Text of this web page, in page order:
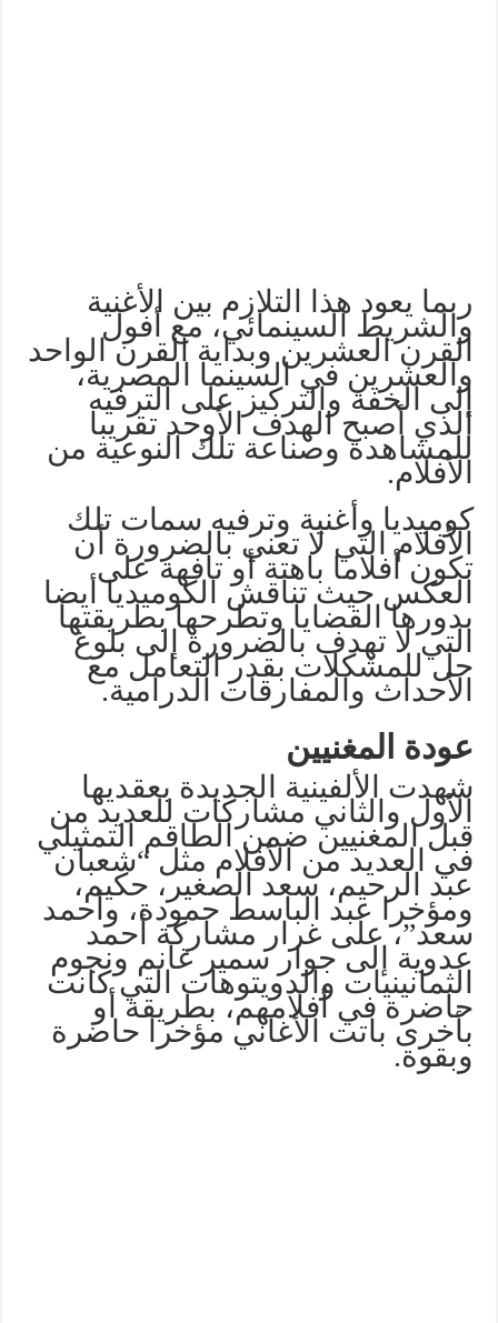
ربما يعود هذا التلازم بين الأغنية
والشريط السينمائي، مع أفول
القرن العشرين وبداية القرن الواحد
والعشرين في السينما المصرية،
إلى الخفة والتركيز على الترفيه
الذي أصبح الهدف الأوحد تقريبا
للمشاهدة وصناعة تلك النوعية من
الأفلام.
كوميديا وأغنية وترفيه سمات تلك
الأفلام التي لا تعني بالضرورة أن
تكون أفلاما باهتة أو تافهة على
العكس حيث تناقش الكوميديا أيضا
بدورها القضايا وتطرحها بطريقتها
التي لا تهدف بالضرورة إلى بلوغ
حل للمشكلات بقدر التعامل مع
الأحداث والمفارقات الدرامية.
عودة المغنيين
شهدت الألفينية الجديدة بعقديها
الأول والثاني مشاركات للعديد من
قبل المغنيين ضمن الطاقم التمثيلي
في العديد من الأفلام مثل “شعبان
عبد الرحيم، سعد الصغير، حكيم،
ومؤخرا عبد الباسط حمودة، وأحمد
سعد”، على غرار مشاركة أحمد
عدوية إلى جوار سمير غانم ونجوم
الثمانينيات والدويتوهات التي كانت
حاضرة في أفلامهم، بطريقة أو
بأخرى باتت الأغاني مؤخرا حاضرة
وبقوة.